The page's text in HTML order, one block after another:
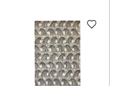
160cmx230cm
719.00€
200cmx280cm
1069.00€